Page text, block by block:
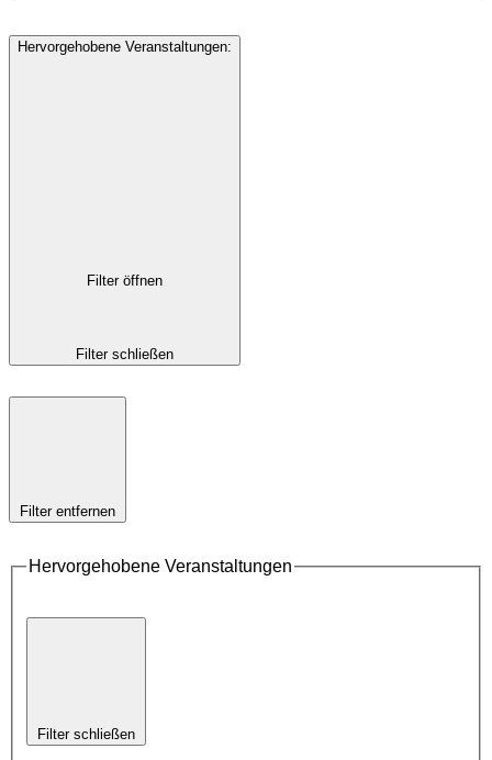
Hervorgehobene Veranstaltungen:
Filter öffnen
Filter schließen
Filter entfernen
Hervorgehobene Veranstaltungen
Filter schließen